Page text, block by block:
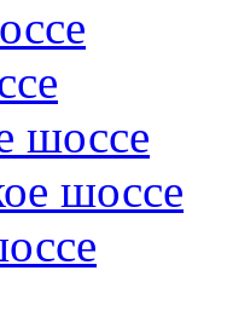
шоссе
шоссе